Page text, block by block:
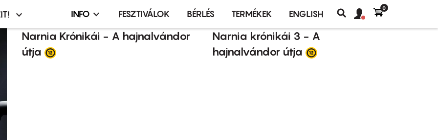
Infó,
esemény,
INFO FESZTIVÁLOK BÉRLÉS TERMÉKEK ENGLISH
Keresés
fiók
Felhasználói
0
Narnia Krónikái - A hajnalvándor
útja
Narnia krónikái 3 - A
hajnalvándor útja